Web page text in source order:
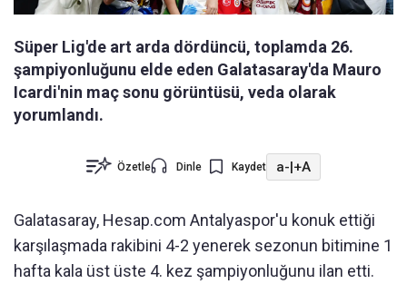
Süper Lig'de art arda dördüncü, toplamda 26.
şampiyonluğunu elde eden Galatasaray'da Mauro
Icardi'nin maç sonu görüntüsü, veda olarak
yorumlandı.
Özetle Dinle Kaydet a-|+A
Galatasaray, Hesap.com Antalyaspor'u konuk ettiği
karşılaşmada rakibini 4-2 yenerek sezonun bitimine 1
hafta kala üst üste 4. kez şampiyonluğunu ilan etti.